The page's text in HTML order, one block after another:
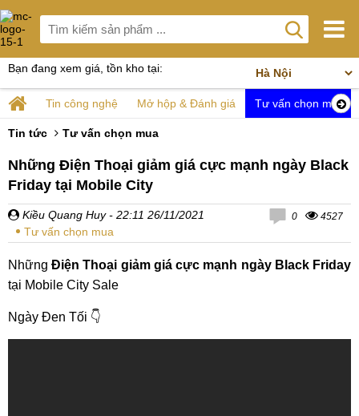
Bạn đang xem giá, tồn kho tại:
Tin công nghệ Mở hộp & Đánh giá Tư vấn chọn mua
Tin tức Tư vấn chọn mua
Những Điện Thoại giảm giá cực mạnh ngày Black
Friday tại Mobile City
Kiều Quang Huy - 22:11 26/11/2021
Tư vấn chọn mua
0 4527
NhữngĐiện Thoại giảm giá cực mạnh ngày Black Friday
tại Mobile City Sale
Ngày Đen Tối 👇